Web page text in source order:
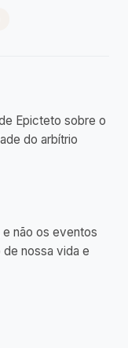
Epicteto sobre o
do arbítrio
não os eventos
nossa vida e